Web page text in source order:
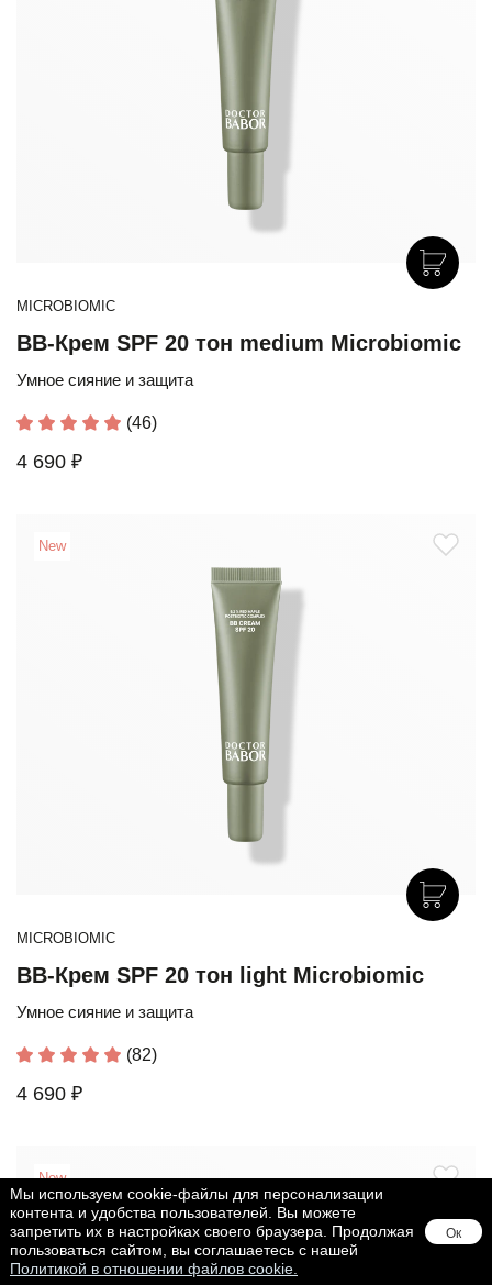
MICROBIOMIC
BB-Крем SPF 20 тон medium Microbiomic
Умное сияние и защита
(46)
4 690 ₽
New
MICROBIOMIC
BB-Крем SPF 20 тон light Microbiomic
Умное сияние и защита
(82)
4 690 ₽
New
Мы используем cookie-файлы для персонализации
контента и удобства пользователей. Вы можете
запретить их в настройках своего браузера. Продолжая
пользоваться сайтом, вы соглашаетесь с нашей
Политикой в отношении файлов cookie.
Ок